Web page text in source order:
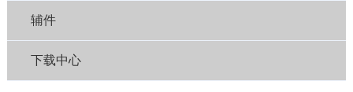
辅件
下载中心